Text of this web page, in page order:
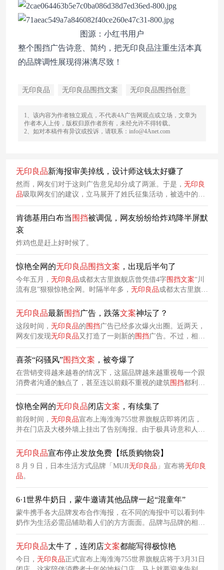
图源：小红书用户
整个围挡广告诗意、简约，把无印良品注重生活本真
的品牌调性展现得淋漓尽致！
无印良品 无印良品围挡文案 无印良品围挡创意
1、该内容为作者独立观点，不代表4A广告网观点或立场，文章为
作者本人上传，版权归原作者所有，未经允许不得转载。
2、如对本稿件有异议或投诉，请联系：info@4Anet.com
无印良品新海报审美掉线，设计师这钱太好赚了
然而，网友们对于这则广告意见却分成了两派。于是， 无印良
品吸取网友们的建议，立马展开了姓氏征集活动，被选中的姓
氏还有机会获得一份MUJI无印良品的感谢礼物。参赛选手中有
将无印良品做成手账的“吴家”。MUJI无印良品始终以克制、自
然、极简的方式传递一种不随波主流的生活方式。
肯德基用白布当 围挡被调侃，网友纷纷给炸鸡降半屏默
哀
炸鸡也是赶上好时候了。
惊艳全网的无印良品围挡文案 ，出现后半句了
今年五月， 无印良品成都太古里旗舰店曾凭借4字围挡文案“川
流有息”狠狠惊艳全网。时隔半年多， 无印良品成都太古里旗舰
店终于再次开业，并且为该文案续上了下半句——“流向生
活”，并温柔地将其诠释为“让舒适顺流而来，流向每个日常”。
无印良品最新围挡广告，跌落文案神坛了？
这段时间， 无印良品的 围挡广告已经多次爆火出圈。近两天，
网友们发现无印良品 又打造了一则新的 围挡广告。不过，相比
前段时间被全网疯狂夸赞的“再见”闭店围挡，这次网友们的意
见却分成了两派，有人认为新的围挡广告同样很有意思，也有
人认为设计得毫无美感。
喜茶“闷骚风”围挡文案 ，被夸爆了
在营销变得越来越卷的情况下，这届品牌越来越重视每一个跟
消费者沟通的触点了，甚至连以前颇不重视的建筑围挡都利用
了起来。比如最近，喜茶就凭借一句围挡上的文案，成功抓住
了路人视线，引发了传播。
惊艳全网的无印良品闭店文案 ，有续集了
前段时间， 无印良品宣布上海淮海755世界旗舰店即将闭店，
并在门店及大楼外墙上挂出了告别海报。由于极具诗意和人文
温度，该文案迅速刷屏全网，至今仍有网友在称赞和讨论。没
想到，这则闭店文案 竟然出现续集了！
无印良品宣布停止发放免费【纸质购物袋】
8 月 9 日，日本生活方式品牌「MUJI无印良品 」宣布将无印良
品。
6·1世界牛奶日，蒙牛邀请其他品牌一起“混童年”
蒙牛携手各大品牌发布合作海报，在不同的海报中可以看到牛
奶作为生活必需品辅助着人们的方方面面。品牌与品牌的相互
成就正如牛奶与咖啡、牛奶与健身等与其他事物可以组成生活
中的任何组合。
无印良品太牛了，连闭店文案都能写得极惊艳
今日， 无印良品 正式宣布上海淮海755世界旗舰店将于3月31日